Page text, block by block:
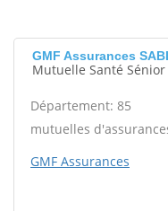
GMF Assurances
Mutuelle Santé Sénior
Département: 85
mutuelles
GMF Assurances